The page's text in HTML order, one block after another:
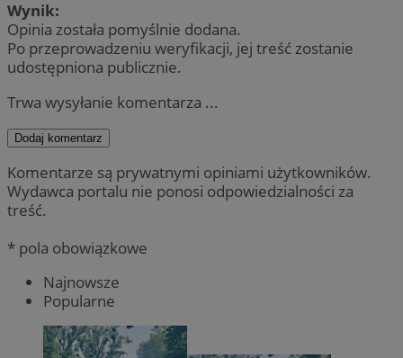
Wynik:
Opinia została pomyślnie dodana.
Po przeprowadzeniu weryfikacji, jej treść zostanie
udostępniona publicznie.
Trwa wysyłanie komentarza ...
Dodaj komentarz
Komentarze są prywatnymi opiniami użytkowników.
Wydawca portalu nie ponosi odpowiedzialności za
treść.
* pola obowiązkowe
Najnowsze
Popularne